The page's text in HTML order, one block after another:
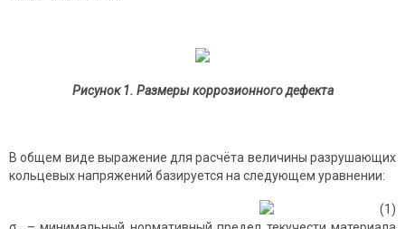
Рисунок 1. Размеры коррозионного дефекта
В общем виде выражение для расчёта величины разрушающих
кольцевых напряжений базируется на следующем уравнении:
(1)